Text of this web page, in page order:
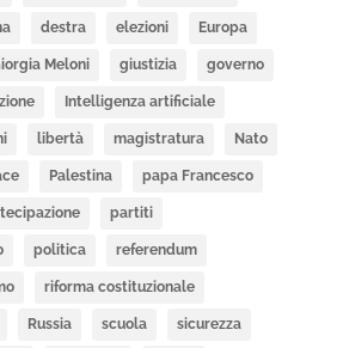
destra elezioni Europa
Meloni giustizia governo
Intelligenza artificiale
libertà magistratura Nato
Palestina papa Francesco
partiti
politica referendum
riforma costituzionale
Russia scuola sicurezza